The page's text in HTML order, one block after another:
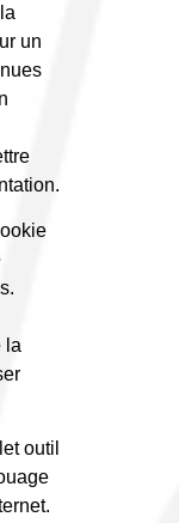
un
la
outil